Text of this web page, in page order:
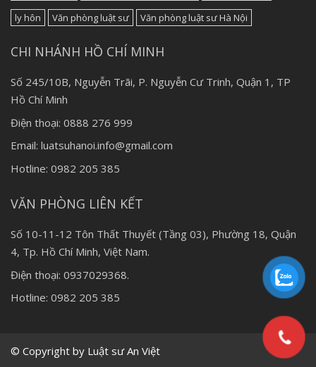
ly hôn
Văn phòng luật sư Văn phòng luật sư Hà Nội
CHI NHÁNH HỒ CHÍ MINH
Số 245/10B, Nguyễn Trãi, P. Nguyễn Cư Trinh, Quận 1, TP
Hồ Chí Minh
Điện thoại: 0888 276 999
Email: luatsuhanoi.info@gmail.com
Hotline: 0982 205 385
VĂN PHÒNG LIÊN KẾT
Số 10-11-12 Tôn Thất Thuyết (Tầng 03), Phường 18, Quận
4, Tp. Hồ Chí Minh, Việt Nam.
Điện thoại: 0937029368.
Hotline: 0982 205 385
© Copyright by Luật sư An Việt